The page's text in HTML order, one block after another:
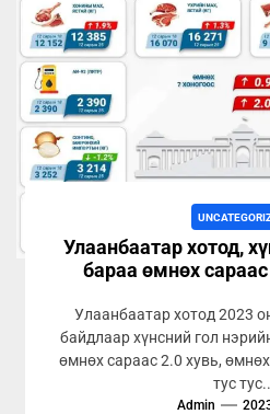
Улаанбаатар хотод,
бараа өмнөх
Улаанбаатар хотод 2023
байдлаар хүнсний гол
өмнөх сараас 2.0 хувь,
тус
Admin